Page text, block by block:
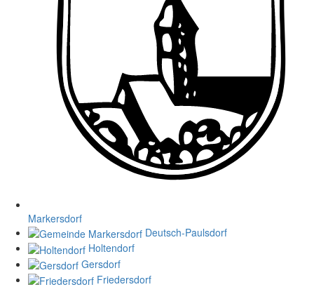
Markersdorf
Deutsch-Paulsdorf
Holtendorf
Gersdorf
Friedersdorf